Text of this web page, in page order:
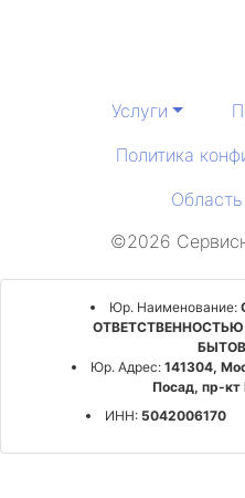
Услуги
Политика
©2026
Юр. Наименование:
Юр. Адрес: 141304,
Посад, пр-
ИНН:5042006170